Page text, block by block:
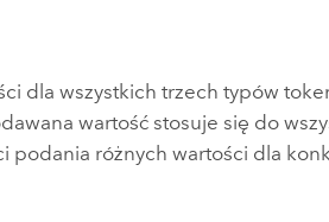
dla wszystkich trzech typów
wartość stosuje się do
podania różnych wartości dla